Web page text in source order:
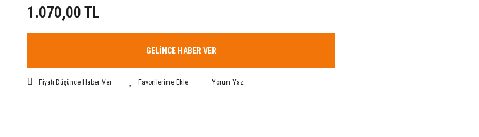
1.070,00 TL
GELİNCE HABER VER
Fiyatı Düşünce Haber Ver Yorum Yaz